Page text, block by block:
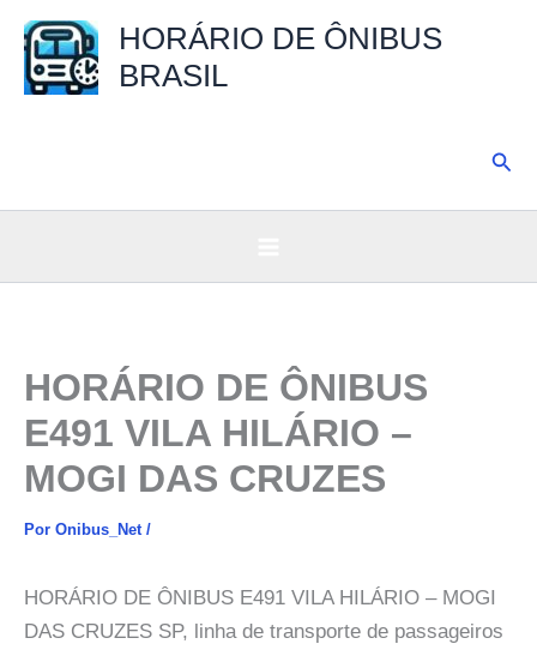
para
HORÁRIO DE ÔNIBUS
BRASIL
HORÁRIO DE ÔNIBUS
E491 VILA HILÁRIO –
MOGI DAS CRUZES
Por Onibus_Net /
HORÁRIO DE ÔNIBUS E491 VILA HILÁRIO – MOGI
DAS CRUZES SP, linha de transporte de passageiros